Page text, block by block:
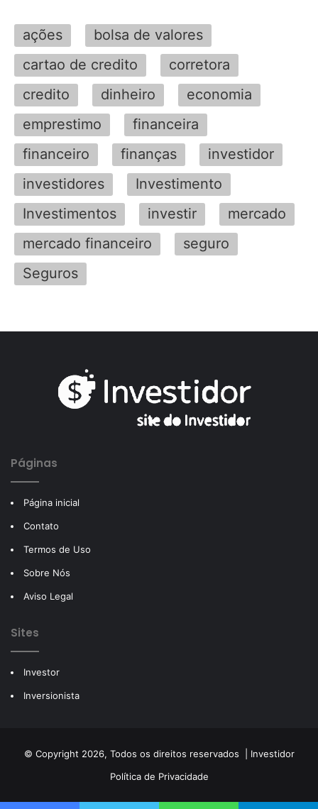
ações
bolsa de valores
cartao de credito
corretora
credito
dinheiro
economia
emprestimo
financeira
financeiro
finanças
investidor
investidores
Investimento
Investimentos
investir
mercado
mercado financeiro
seguro
Seguros
Páginas
Página inicial
Contato
Termos de Uso
Sobre Nós
Aviso Legal
Sites
Investor
Inversionista
© Copyright 2026, Todos os direitos reservados | Investidor
Política de Privacidade